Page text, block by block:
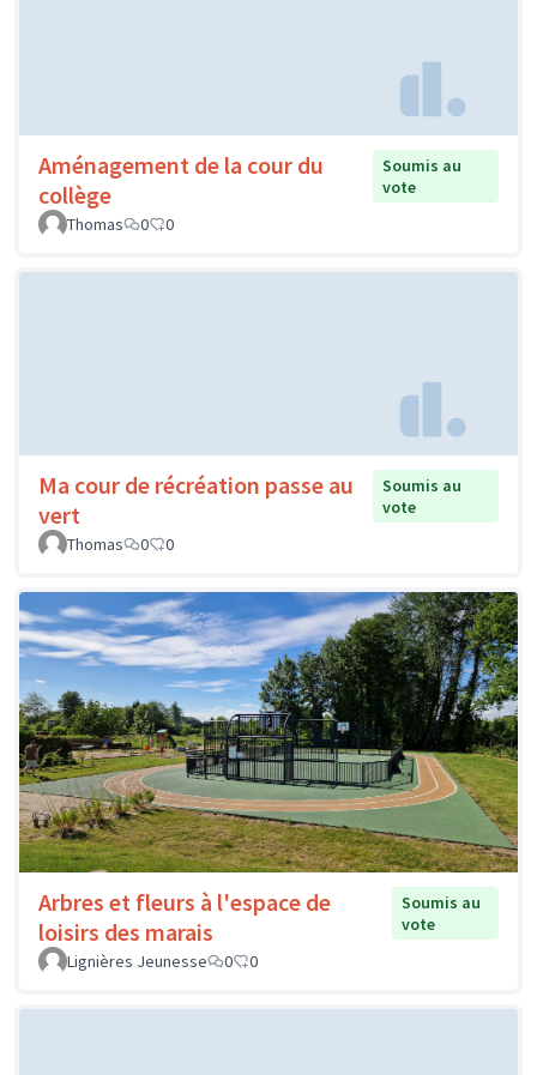
Aménagement de la cour du
collège
Soumis au
vote
Thomas
0 0
Ma cour de récréation passe au
vert
Soumis au
vote
Thomas
0 0
Arbres et fleurs à l'espace de
loisirs des marais
Soumis au
vote
Lignières Jeunesse
0 0